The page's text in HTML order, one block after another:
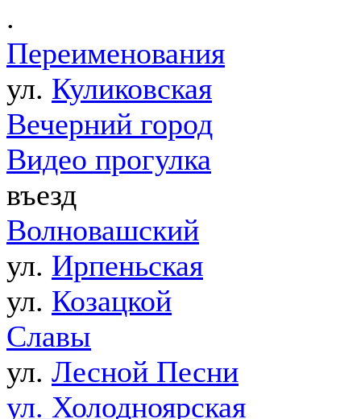
.
Переименования
ул. Куликовская
Вечерний город
Видео прогулка
въезд
Волновашский
ул. Ирпеньская
ул. Козацкой
Славы
ул. Лесной Песни
ул. Холодноярская